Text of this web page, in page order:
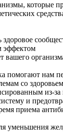
которые
эффектом
вашего
нам
со
из-
и
приема
уменьшения